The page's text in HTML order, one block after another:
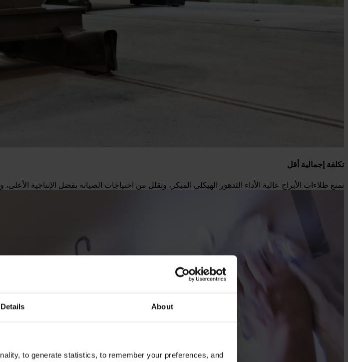
Details About
to generate statistics, to remember your preferences, and
تكلفة إجمالية أقل
تمنع طلاءات الأبراج عالية الأداء التدهور الهيكلي المبكر، وتقلل من احتياجات الصيانة بفضل الإنتاجية